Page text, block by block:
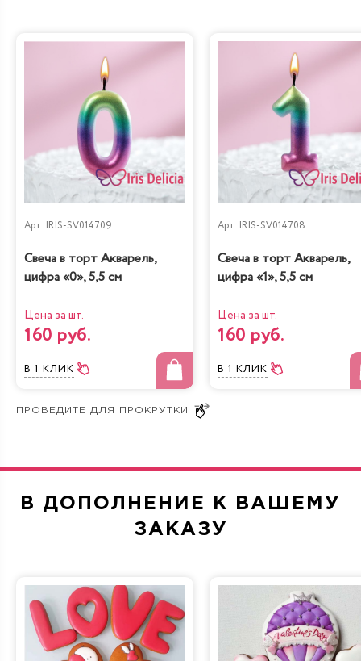
Груша-кофе-
шоколад
Наполеон
Классический
Диетическая с
вишней
Карамель&Шоколад
Морковная Сливочно-фруктовая
Прага Фисташка-Малина
Арт. IRIS-SV014709
Свеча в торт Акварель,
цифра «0», 5,5 см
Цена за шт.
160 руб.
В 1 КЛИК
Арт. IRIS-SV014708
Свеча в торт Акварель,
цифра «1», 5,5 см
Цена за шт.
160 руб.
В 1 КЛИК
В ДОПОЛНЕНИЕ К ВАШЕМУ
ЗАКАЗУ